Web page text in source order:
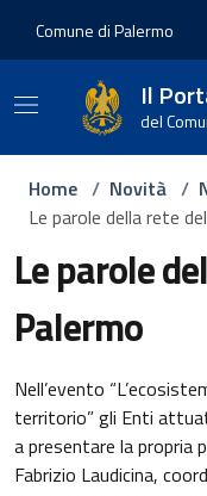
Comune di Palermo
Il
del
Home / Novità /
Le parole della rete
Le parole
Palermo
Nell’evento
territorio” gli Enti
a presentare la propria
Fabrizio Laudicina,